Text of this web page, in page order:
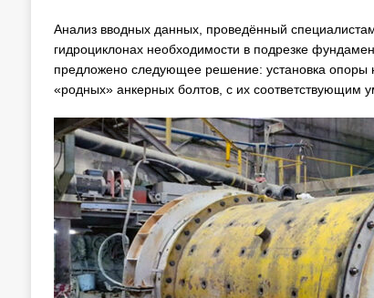
Анализ вводных данных, проведённый
гидроциклонах необходимости в подрезке
предложено следующее решение: установка
«родных» анкерных болтов, с их соответствующим